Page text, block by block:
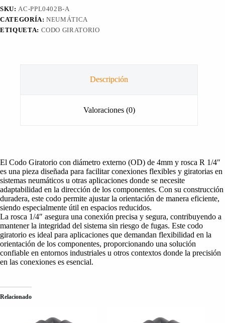
SKU: AC-PPL0402B-A
CATEGORÍA:NEUMÁTICA
ETIQUETA: CODO GIRATORIO
Descripción
Valoraciones (0)
El Codo Giratorio con diámetro externo (OD) de 4mm y rosca R 1/4″
es una pieza diseñada para facilitar conexiones flexibles y giratorias en
sistemas neumáticos u otras aplicaciones donde se necesite
adaptabilidad en la dirección de los componentes. Con su construcción
duradera, este codo permite ajustar la orientación de manera eficiente,
siendo especialmente útil en espacios reducidos.
La rosca 1/4″ asegura una conexión precisa y segura, contribuyendo a
mantener la integridad del sistema sin riesgo de fugas. Este codo
giratorio es ideal para aplicaciones que demandan flexibilidad en la
orientación de los componentes, proporcionando una solución
confiable en entornos industriales u otros contextos donde la precisión
en las conexiones es esencial.
Relacionado